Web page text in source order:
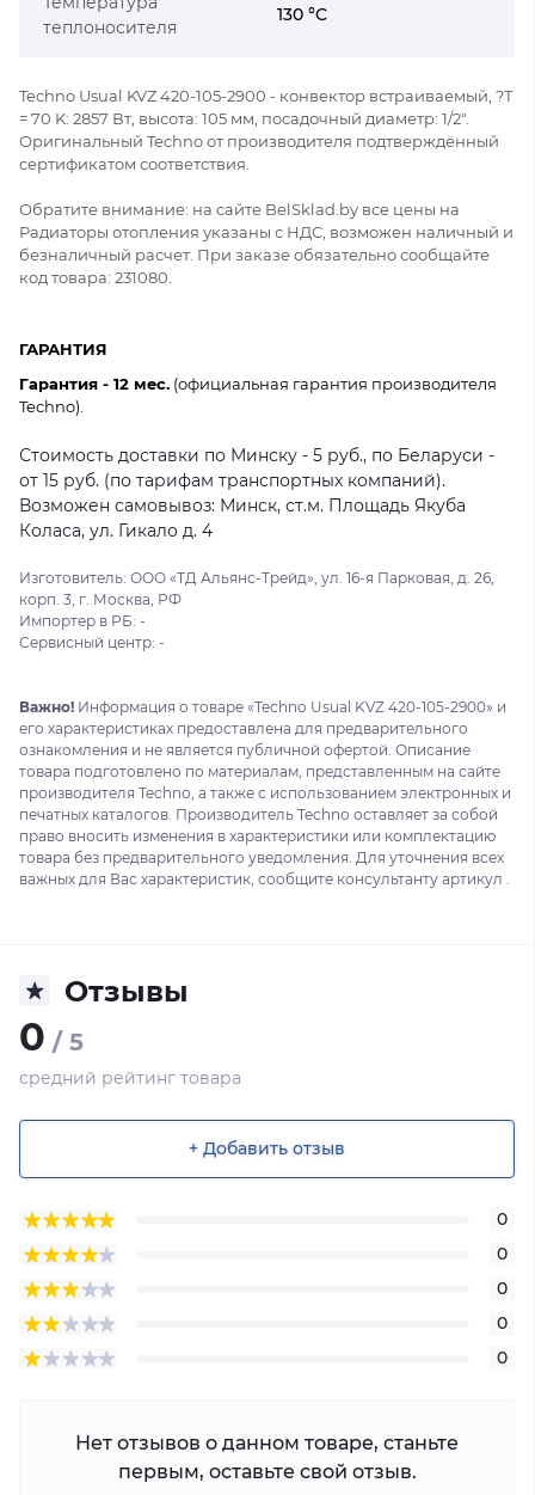
теплоносителя
130 °C
Techno Usual KVZ 420-105-2900 - конвектор встраиваемый, ?Т
= 70 K: 2857 Вт, высота: 105 мм, посадочный диаметр: 1/2".
Оригинальный Techno от производителя подтверждённый
сертификатом соответствия.
Обратите внимание: на сайте BelSklad.by все цены на
Радиаторы отопления указаны с НДС, возможен наличный и
безналичный расчет. При заказе обязательно сообщайте
код товара: 231080.
ГАРАНТИЯ
Гарантия - 12 мес. (официальная гарантия производителя
Techno).
Стоимость доставки по Минску - 5 руб., по Беларуси -
от 15 руб. (по тарифам транспортных компаний).
Возможен самовывоз: Минск, ст.м. Площадь Якуба
Коласа, ул. Гикало д. 4
Изготовитель: ООО «ТД Альянс-Трейд», ул. 16-я Парковая, д. 26,
корп. 3, г. Москва, РФ
Импортер в РБ: -
Сервисный центр: -
Важно! Информация о товаре «Techno Usual KVZ 420-105-2900» и
его характеристиках предоставлена для предварительного
ознакомления и не является публичной офертой. Описание
товара подготовлено по материалам, представленным на сайте
производителя Techno, а также с использованием электронных и
печатных каталогов. Производитель Techno оставляет за собой
право вносить изменения в характеристики или комплектацию
товара без предварительного уведомления. Для уточнения всех
важных для Вас характеристик, сообщите консультанту артикул .
Отзывы
0 / 5
средний рейтинг товара
+ Добавить отзыв
0
0
0
0
0
Нет отзывов о данном товаре, станьте
первым, оставьте свой отзыв.